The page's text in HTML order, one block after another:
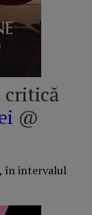
critică
@
în intervalul